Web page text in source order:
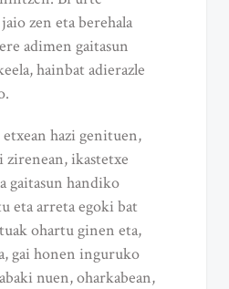
zen eta berehala
adimen gaitasun
hainbat adierazle
hazi genituen,
zirenean, ikastetxe
gaitasun handiko
eta arreta egoki bat
ohartu ginen eta,
gai honen inguruko
nuen, oharkabean,